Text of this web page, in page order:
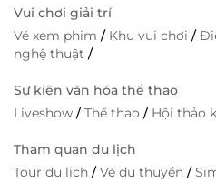
Vui chơi giải trí
Vé xem phim / Khu vui chơi /
nghệ thuật /
Sự kiện văn hóa thể thao
Liveshow /Thể thao / Hội thảo
Tham quan du lịch
Tour du lịch /Vé du thuyền /